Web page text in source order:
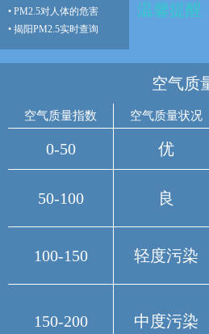
• PM2.5对人体的危害
• 揭阳PM2.5实时查询
温馨提醒
空气质
空气质量指数 空气质量状况
0-50 优
50-100 良
100-150 轻度污染
150-200 中度污染